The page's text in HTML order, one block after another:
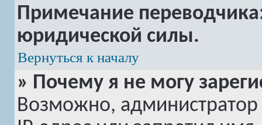
Примечание
юридической силы.
Вернуться к началу
» Почему я не могу
Возможно,